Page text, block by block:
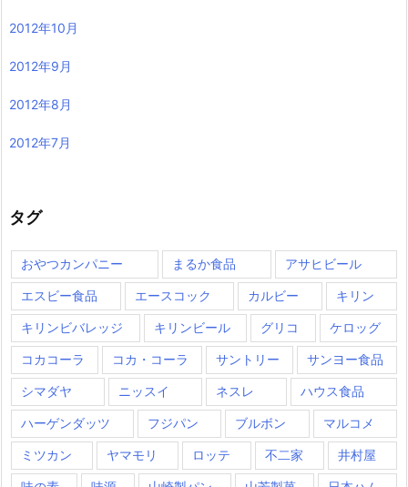
2012年10月
2012年9月
2012年8月
2012年7月
タグ
おやつカンパニー まるか食品 アサヒビール
エスビー食品 エースコック カルビー キリン
キリンビバレッジ キリンビール グリコ ケロッグ
コカコーラ コカ・コーラ サントリー サンヨー食品
シマダヤ ニッスイ ネスレ ハウス食品
ハーゲンダッツ フジパン ブルボン マルコメ
ミツカン ヤマモリ ロッテ 不二家 井村屋